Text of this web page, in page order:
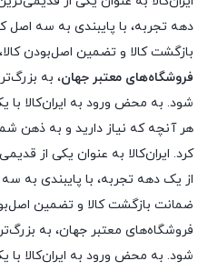
بازگشت کالا و تضمین اصل‌بودن
فروشگاه‌های معتبر جهان، به
شود. به محض ورود به ایران‌کالا با
هر آنچه که نیاز دارید و به ذهن
کرد. ایران‌کالا به عنوان یکی از
ضمانت بازگشت کالا و تضمین
فروشگاه‌های معتبر جهان، به
شود. به محض ورود به ایران‌کالا با